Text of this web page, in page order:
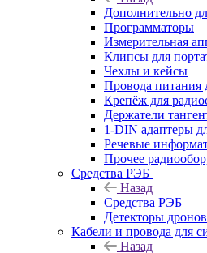
Дополнительно
Программаторы
Измерительная
Клипсы для
Чехлы и кейсы
Провода питания
Крепёж для
Держатели
1-DIN адаптеры
Речевые
Прочее
Средства РЭБ
Назад
Средства РЭБ
Детекторы дронов
Кабели и провода для
Назад